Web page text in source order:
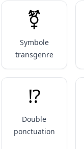
⚧️
Symbole
transgenre
⁉️
Double
ponctuation